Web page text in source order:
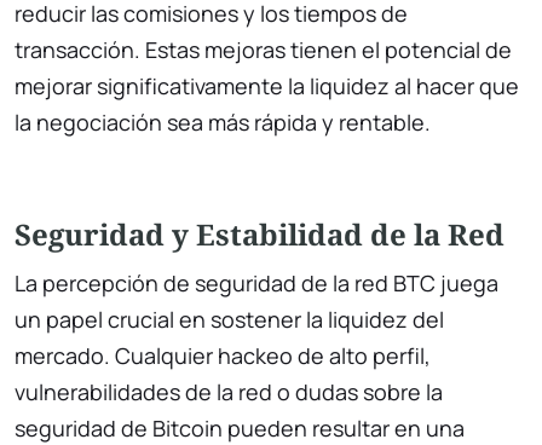
reducir las comisiones y los tiempos de
transacción. Estas mejoras tienen el potencial de
mejorar significativamente la liquidez al hacer que
la negociación sea más rápida y rentable.
Seguridad y Estabilidad de la Red
La percepción de seguridad de la red BTC juega
un papel crucial en sostener la liquidez del
mercado. Cualquier hackeo de alto perfil,
vulnerabilidades de la red o dudas sobre la
seguridad de Bitcoin pueden resultar en una